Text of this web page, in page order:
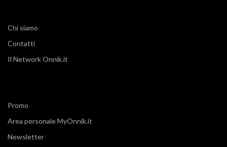
Chi siamo
Contatti
Il Network Onnik.it
Promo
Area personale MyOnnik.it
Newsletter